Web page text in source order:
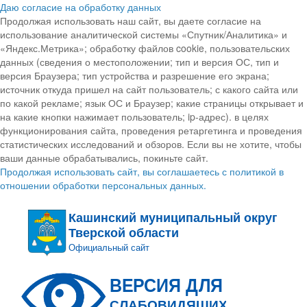
Даю согласие на обработку данных
Продолжая использовать наш сайт, вы даете согласие на
использование аналитической системы «Спутник/Аналитика» и
«Яндекс.Метрика»; обработку файлов cookie, пользовательских
данных (сведения о местоположении; тип и версия ОС, тип и
версия Браузера; тип устройства и разрешение его экрана;
источник откуда пришел на сайт пользователь; с какого сайта или
по какой рекламе; язык ОС и Браузер; какие страницы открывает и
на какие кнопки нажимает пользователь; ip-адрес). в целях
функционирования сайта, проведения ретаргетинга и проведения
статистических исследований и обзоров. Если вы не хотите, чтобы
ваши данные обрабатывались, покиньте сайт.
Продолжая использовать сайт, вы соглашаетесь с политикой в
отношении обработки персональных данных.